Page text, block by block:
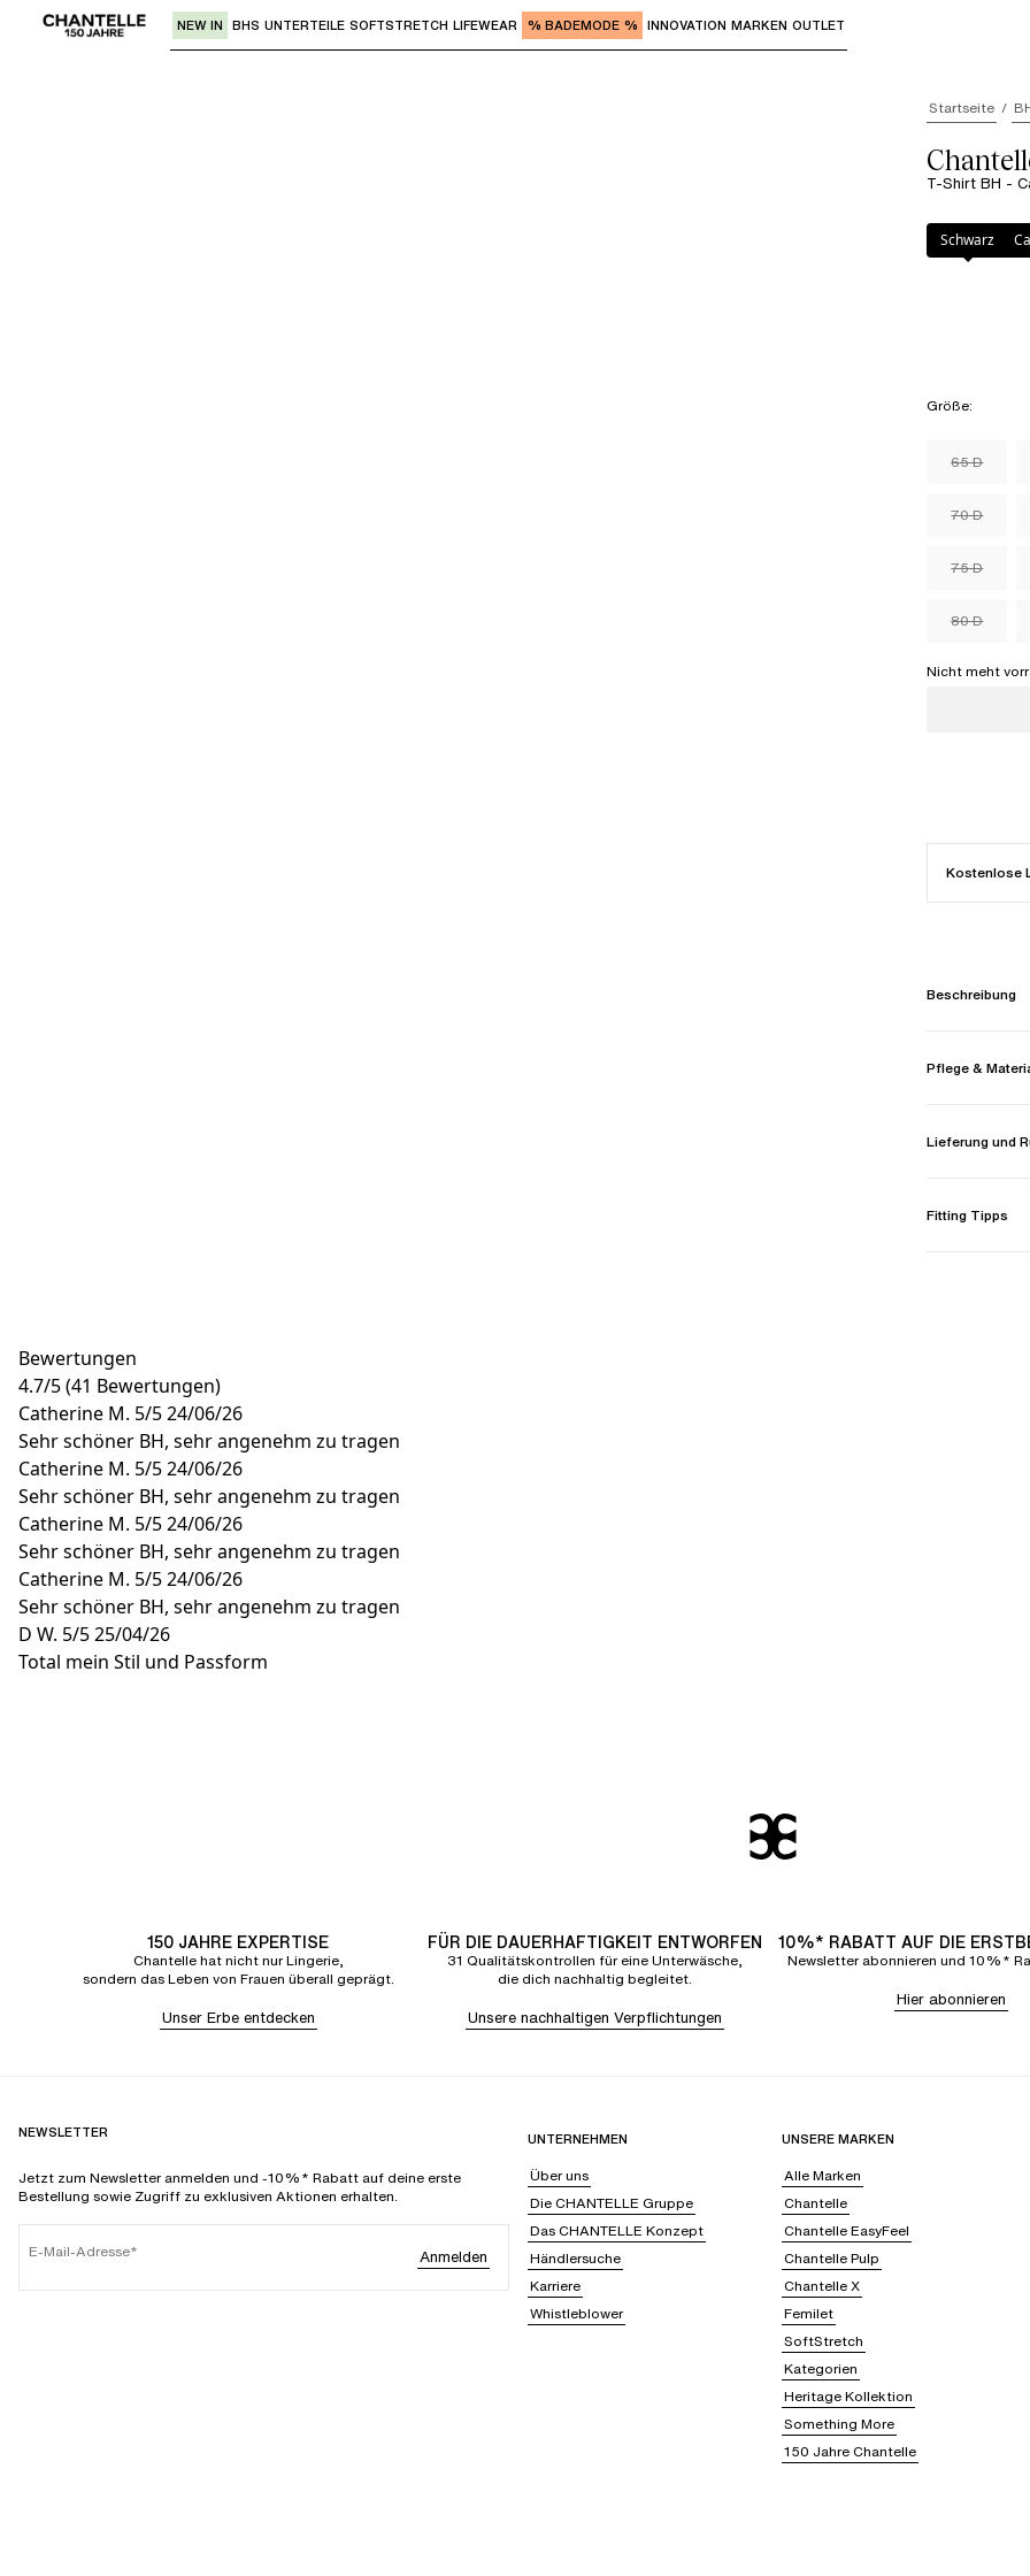
Verwende den "Pfeil nach unten" oder "Eingabe" zum Aufrufen der Untermenüs und "Pfeil nach
NEW IN BHS UNTERTEILE SOFTSTRETCH LIFEWEAR % BADEMODE % INNOVATION MARKEN OUTLET
Startseite
T-Shirt BH -
Farbe:Candy
Schwarz
Größe:
65 D
70 D
75 D
80 D
Nicht meht
Kostenlose
Beschreibung
Pflege &
Lieferung und
Fitting Tipps
Bewertungen
4.7/5(41 Bewertungen)
Catherine M. 5/524/06/26
Sehr schöner BH, sehr angenehm zu tragen
Catherine M. 5/524/06/26
Sehr schöner BH, sehr angenehm zu tragen
Catherine M. 5/524/06/26
Sehr schöner BH, sehr angenehm zu tragen
Catherine M. 5/524/06/26
Sehr schöner BH, sehr angenehm zu tragen
D W. 5/525/04/26
Total mein Stil und Passform
150 JAHRE EXPERTISE
Chantelle hat nicht nur Lingerie,
sondern das Leben von Frauen überall geprägt.
Unser Erbe entdecken
FÜR DIE DAUERHAFTIGKEIT ENTWORFEN
31 Qualitätskontrollen für eine Unterwäsche,
die dich nachhaltig begleitet.
Unsere nachhaltigen Verpflichtungen
10%* RABATT AUF DIE
Newsletter abonnieren und 10%*
Hier abonnieren
NEWSLETTER
Jetzt zum Newsletter anmelden und -10%* Rabatt auf deine erste
Bestellung sowie Zugriff zu exklusiven Aktionen erhalten.
E-Mail-Adresse Anmelden
UNTERNEHMEN
Über uns
Die CHANTELLE Gruppe
Das CHANTELLE Konzept
Händlersuche
Karriere
Whistleblower
UNSERE MARKEN
Alle Marken
Chantelle
Chantelle EasyFeel
Chantelle Pulp
Chantelle X
Femilet
SoftStretch
Kategorien
Heritage Kollektion
Something More
150 Jahre Chantelle